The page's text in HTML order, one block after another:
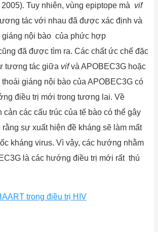
Tuy nhiên, vùng epiptope mà vif
tác với nhau đã được xác định và
nội bào của phức hợp
đã được tìm ra. Các chất ức chế đặc
tương tác giữa vifvà APOBEC3G hoặc
giáng nội bào của APOBEC3G có
điều trị mới trong tương lai. Về
cản các cấu trúc của tế bào có thể gây
sự xuất hiện đề kháng sẽ làm mất
kháng virus. Vì vậy, các hướng nhằm
là các hướng điều trị mới rất thú
trong điều trị HIV